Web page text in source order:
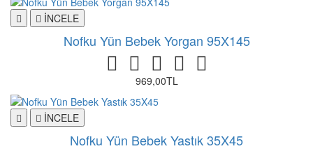
İNCELE
Nofku Yün Bebek Yorgan 95X145
969,00TL
İNCELE
Nofku Yün Bebek Yastık 35X45